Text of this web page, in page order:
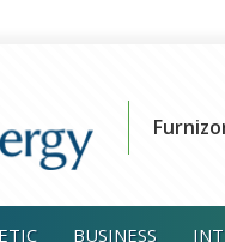
BUSINESS